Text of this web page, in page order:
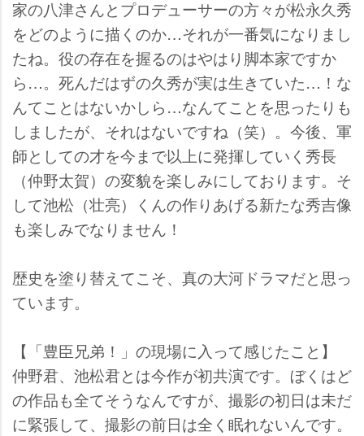
家の八津さんとプロデューサーの方々が松永久秀
をどのように描くのか…それが一番気になりまし
たね。役の存在を握るのはやはり脚本家ですか
ら…。死んだはずの久秀が実は生きていた…！な
んてことはないかしら…なんてことを思ったりも
しましたが、それはないですね（笑）。今後、軍
師としての才を今まで以上に発揮していく秀長
（仲野太賀）の変貌を楽しみにしております。そ
して池松（壮亮）くんの作りあげる新たな秀吉像
も楽しみでなりません！
歴史を塗り替えてこそ、真の大河ドラマだと思っ
ています。
【「豊臣兄弟！」の現場に入って感じたこと】
仲野君、池松君とは今作が初共演です。ぼくはど
の作品も全てそうなんですが、撮影の初日は未だ
に緊張して、撮影の前日は全く眠れないんです。